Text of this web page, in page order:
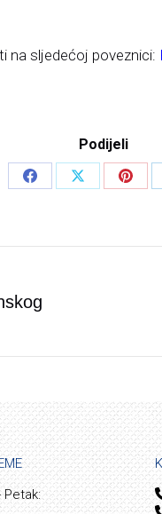
na sljedećoj poveznici:
Podijeli
Share
Share
Share
Petak: